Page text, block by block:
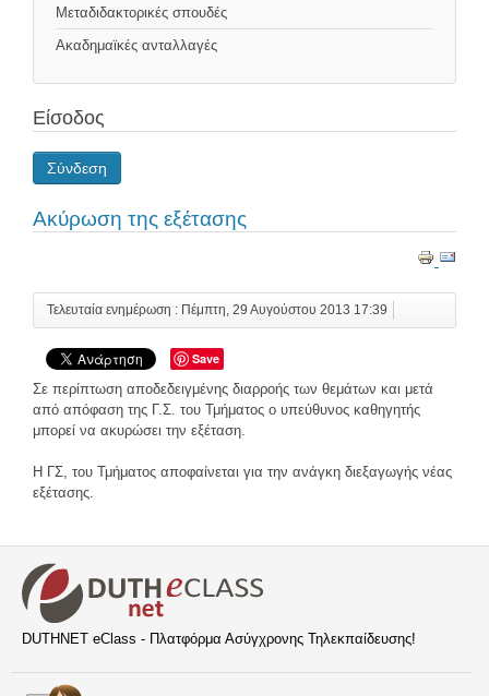
Μεταδιδακτορικές σπουδές
Ακαδημαϊκές ανταλλαγές
Είσοδος
Σύνδεση
Ακύρωση της εξέτασης
Τελευταία ενημέρωση : Πέμπτη, 29 Αυγούστου 2013 17:39
Save
Σε περίπτωση αποδεδειγμένης διαρροής των θεμάτων και μετά
από απόφαση της Γ.Σ. του Τμήματος ο υπεύθυνος καθηγητής
μπορεί να ακυρώσει την εξέταση.
Η ΓΣ, του Τμήματος αποφαίνεται για την ανάγκη διεξαγωγής νέας
εξέτασης.
DUTHNET eClass - Πλατφόρμα Ασύγχρονης Τηλεκπαίδευσης!